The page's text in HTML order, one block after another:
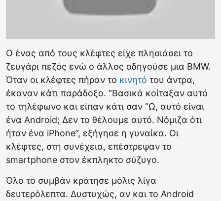
Ο ένας από τους κλέφτες είχε πλησιάσει το
ζευγάρι πεζός ενώ ο άλλος οδηγούσε μια BMW.
Όταν οι κλέφτες πήραν το κινητό του άντρα,
έκαναν κάτι παράδοξο. “Βασικά κοίταξαν αυτό
το τηλέφωνο και είπαν κάτι σαν “Ω, αυτό είναι
ένα Android; Δεν το θέλουμε αυτό. Νόμιζα ότι
ήταν ένα iPhone”, εξήγησε η γυναίκα. Οι
κλέφτες, στη συνέχεια, επέστρεψαν το
smartphone στον έκπληκτο σύζυγο.
Όλο το συμβάν κράτησε μόλις λίγα
δευτερόλεπτα. Δυστυχώς, αν και το Android